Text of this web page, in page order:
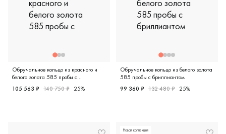
Обручальное кольцо из красного и
белого золота 585 пробы с
бриллиантом
105 563 ₽ 140 750 ₽ 25%
Обручальное кольцо из белого золота
585 пробы с бриллиантом
99 360 ₽ 132 480 ₽ 25%
Новая коллекция